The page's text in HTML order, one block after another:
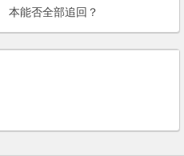
本能否全部追回？